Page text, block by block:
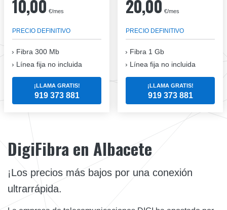
10,00 €/mes
PRECIO DEFINITIVO
Fibra 300 Mb
Línea fija no incluida
¡LLAMA GRATIS!
919 373 881
20,00 €/mes
PRECIO DEFINITIVO
Fibra 1 Gb
Línea fija no incluida
¡LLAMA GRATIS!
919 373 881
DigiFibra en Albacete
¡Los precios más bajos por una conexión
ultrarrápida.